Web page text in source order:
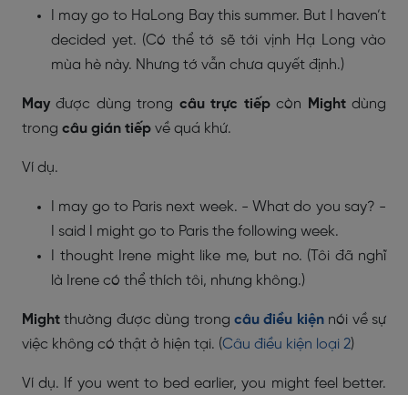
I may go to HaLong Bay this summer. But I haven’t
decided yet. (Có thể tớ sẽ tới vịnh Hạ Long vào
mùa hè này. Nhưng tớ vẫn chưa quyết định.)
May được dùng trong câu trực tiếpcòn Mightdùng
trong câu gián tiếp về quá khứ.
Ví dụ.
I may go to Paris next week. - What do you say? -
I said I might go to Paris the following week.
I thought Irene might like me, but no. (Tôi đã nghĩ
là Irene có thể thích tôi, nhưng không.)
Mightthường được dùng trongcâu điều kiện nói về sự
việc không có thật ở hiện tại. (Câu điều kiện loại 2)
Ví dụ. If you went to bed earlier, you might feel better.